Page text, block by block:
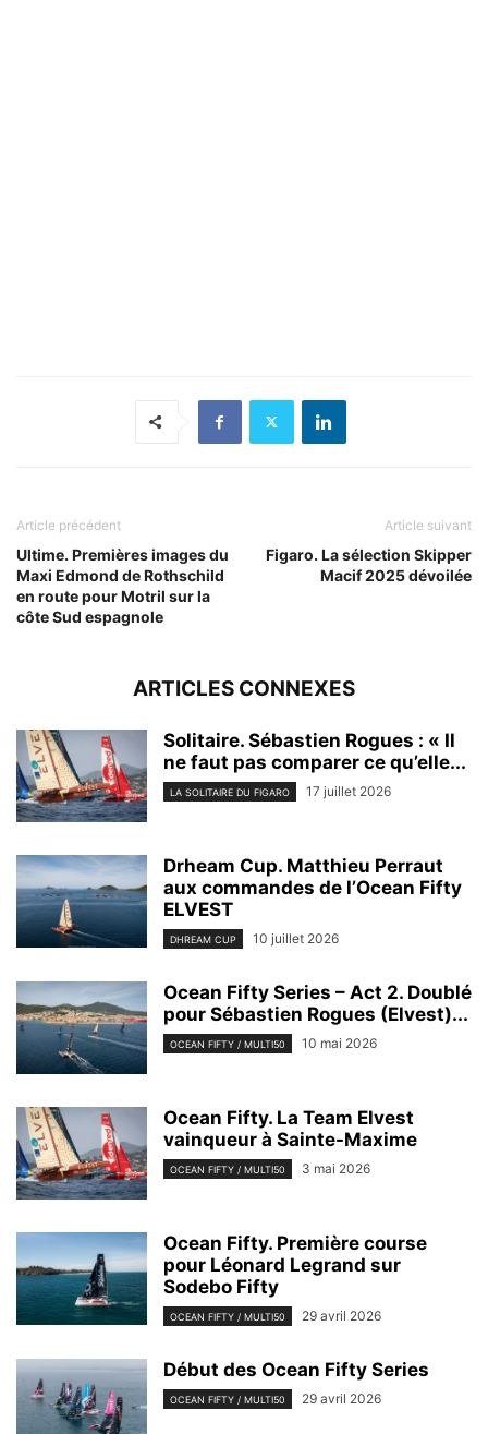
Article précédent
Ultime. Premières images du
Maxi Edmond de Rothschild
en route pour Motril sur la
côte Sud espagnole
Article suivant
Figaro. La sélection Skipper
Macif 2025 dévoilée
ARTICLES CONNEXES
Solitaire. Sébastien Rogues : « Il
ne faut pas comparer ce qu’elle...
LA SOLITAIRE DU FIGARO 17 juillet 2026
Drheam Cup. Matthieu Perraut
aux commandes de l’Ocean Fifty
ELVEST
DHREAM CUP 10 juillet 2026
Ocean Fifty Series – Act 2. Doublé
pour Sébastien Rogues (Elvest)...
OCEAN FIFTY / MULTI50 10 mai 2026
Ocean Fifty. La Team Elvest
vainqueur à Sainte-Maxime
OCEAN FIFTY / MULTI50 3 mai 2026
Ocean Fifty. Première course
pour Léonard Legrand sur
Sodebo Fifty
OCEAN FIFTY / MULTI50 29 avril 2026
Début des Ocean Fifty Series
OCEAN FIFTY / MULTI50 29 avril 2026